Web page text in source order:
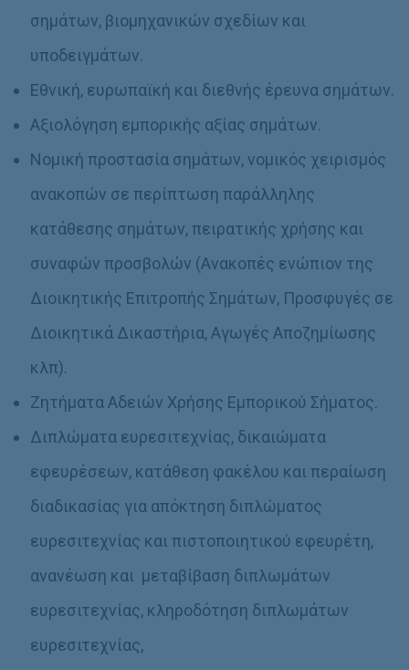
σημάτων, βιομηχανικών σχεδίων και
υποδειγμάτων.
Εθνική, ευρωπαϊκή και διεθνής έρευνα σημάτων.
Αξιολόγηση εμπορικής αξίας σημάτων.
Νομική προστασία σημάτων, νομικός χειρισμός
ανακοπών σε περίπτωση παράλληλης
κατάθεσης σημάτων, πειρατικής χρήσης και
συναφών προσβολών (Ανακοπές ενώπιον της
Διοικητικής Επιτροπής Σημάτων, Προσφυγές σε
Διοικητικά Δικαστήρια, Αγωγές Αποζημίωσης
κλπ).
Ζητήματα Αδειών Χρήσης Εμπορικού Σήματος.
Διπλώματα ευρεσιτεχνίας, δικαιώματα
εφευρέσεων, κατάθεση φακέλου και περαίωση
διαδικασίας για απόκτηση διπλώματος
ευρεσιτεχνίας και πιστοποιητικού εφευρέτη,
ανανέωση και μεταβίβαση διπλωμάτων
ευρεσιτεχνίας, κληροδότηση διπλωμάτων
ευρεσιτεχνίας,